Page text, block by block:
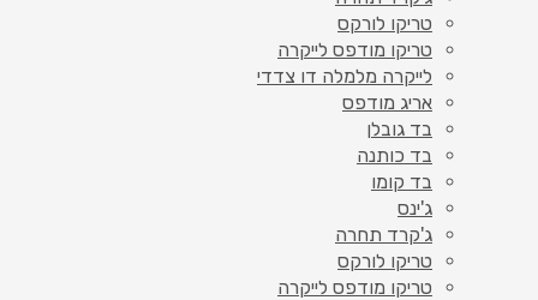
טריקו לורקס
טריקו מודפס לייקרה
לייקרה מלמלה דו צדדי
אריג מודפס
בד גובלן
בד כותנה
בד קומו
ג'ינס
ג'קרד תחרה
טריקו לורקס
טריקו מודפס לייקרה